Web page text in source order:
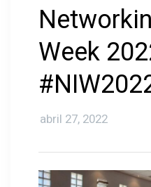
Week
abril 27, 2022